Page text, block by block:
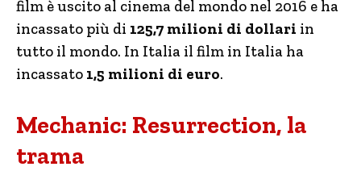
film è uscito al cinema del mondo nel 2016 e ha
incassato più di 125,7 milioni di dollari in
tutto il mondo. In Italia il film in Italia ha
incassato 1,5 milioni di euro.
Mechanic: Resurrection, la
trama